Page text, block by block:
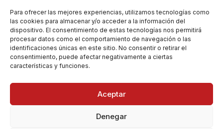
Para ofrecer las mejores experiencias, utilizamos tecnologías como
las cookies para almacenar y/o acceder a la información del
dispositivo. El consentimiento de estas tecnologías nos permitirá
procesar datos como el comportamiento de navegación o las
identificaciones únicas en este sitio. No consentir o retirar el
consentimiento, puede afectar negativamente a ciertas
características y funciones.
Aceptar
Denegar
sus servicios de venta electrónica por Internet a través de su
página web canpepgourmet.es
Can Pep Gourmet2026.
Todos los derechos
reservados.
Política De Cookies